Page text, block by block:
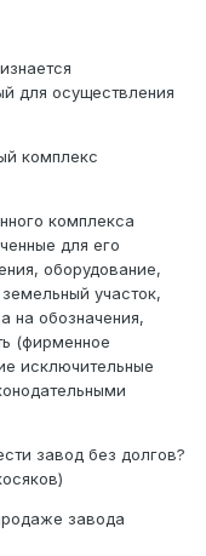
для осуществления
комплекс
комплекса
для его
оборудование,
участок,
на обозначения,
(фирменное
исключительные
завод без долгов?
завода